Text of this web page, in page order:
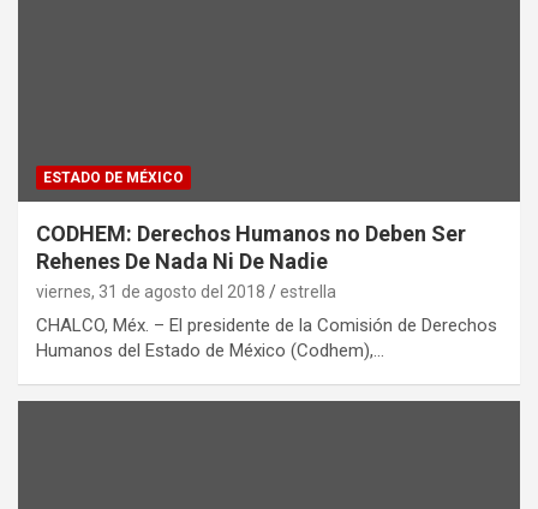
ESTADO DE MÉXICO
CODHEM: Derechos Humanos no Deben Ser
Rehenes De Nada Ni De Nadie
viernes, 31 de agosto del 2018 estrella
CHALCO, Méx. – El presidente de la Comisión de Derechos
Humanos del Estado de México (Codhem),…